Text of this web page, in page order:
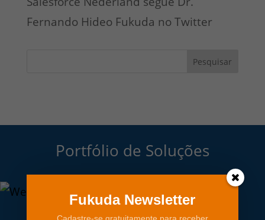
Fernando Hideo Fukuda no Twitter
Pesquisar
Portfólio de Soluções
Fukuda Newsletter
Cadastre-se gratuitamente para receber